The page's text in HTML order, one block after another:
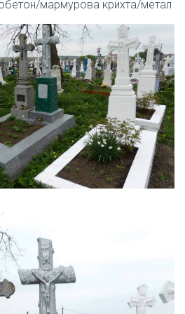
мармурова крихта/метал